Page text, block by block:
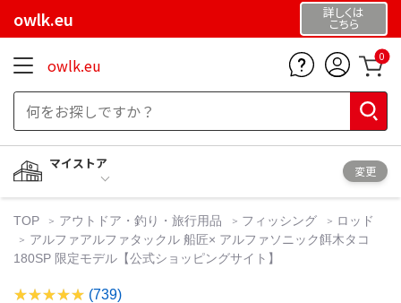
owlk.eu 詳しくは
こちら
owlk.eu 0
マイストア
変更
TOP アウトドア・釣り・旅行用品 フィッシング
ロッド
アルファアルファタックル 船匠× アルファソニック餌木タコ
180SP 限定モデル【公式ショッピングサイト】
(739)